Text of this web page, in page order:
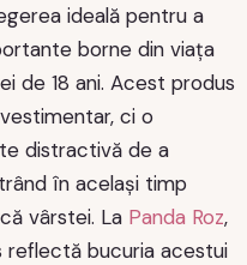
ideală pentru a
borne din viața
de 18 ani. Acest produs
ci o
distractivă de a
în același timp
vârstei. La Panda Roz,
reflectă bucuria acestui